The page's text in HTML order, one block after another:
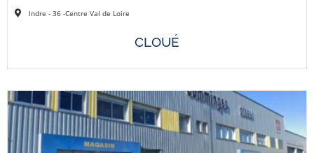
Indre - 36 -Centre Val de Loire
CLOUÉ